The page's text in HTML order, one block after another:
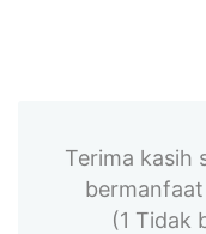
Terima kasih
(1 Tidak